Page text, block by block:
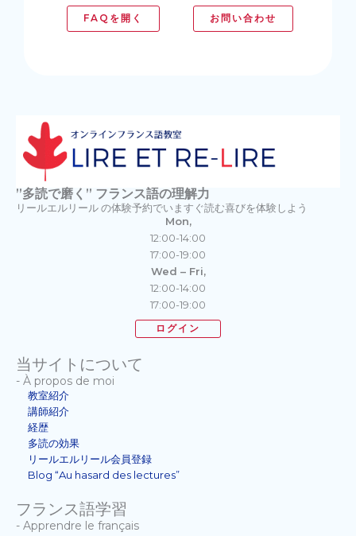
FAQを開く お問い合わせ
”多読で磨く” フランス語の理解力
リールエルリール の体験予約でいますぐ読む喜びを体験しよう
Mon,
12:00-14:00
17:00-19:00
Wed – Fri,
12:00-14:00
17:00-19:00
ログイン
当サイトについて
- À propos de moi
教室紹介
講師紹介
経歴
多読の効果
リールエルリール会員登録
Blog “Au hasard des lectures”
フランス語学習
- Apprendre le français